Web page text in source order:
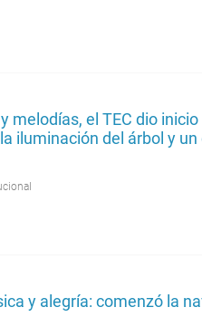
melodías, el TEC dio
iluminación del árbol y
y alegría: comenzó la